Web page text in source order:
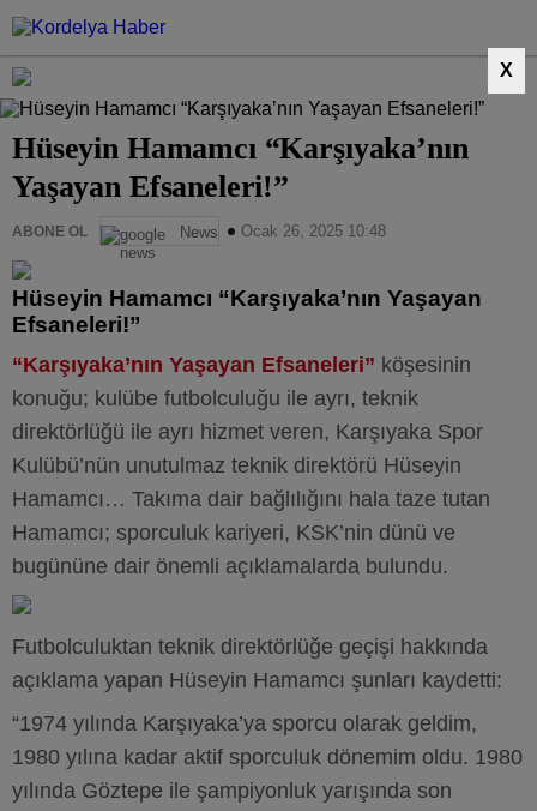
X
Hüseyin Hamamcı “Karşıyaka’nın
Yaşayan Efsaneleri!”
ABONE OL News Ocak 26, 2025 10:48
Hüseyin Hamamcı “Karşıyaka’nın Yaşayan
Efsaneleri!”
“Karşıyaka’nın Yaşayan Efsaneleri” köşesinin
konuğu; kulübe futbolculuğu ile ayrı, teknik
direktörlüğü ile ayrı hizmet veren, Karşıyaka Spor
Kulübü’nün unutulmaz teknik direktörü Hüseyin
Hamamcı… Takıma dair bağlılığını hala taze tutan
Hamamcı; sporculuk kariyeri, KSK’nin dünü ve
bugününe dair önemli açıklamalarda bulundu.
Futbolculuktan teknik direktörlüğe geçişi hakkında
açıklama yapan Hüseyin Hamamcı şunları kaydetti:
“1974 yılında Karşıyaka’ya sporcu olarak geldim,
1980 yılına kadar aktif sporculuk dönemim oldu. 1980
yılında Göztepe ile şampiyonluk yarışında son